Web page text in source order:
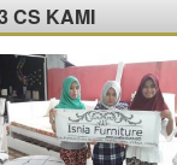
CS KAMI